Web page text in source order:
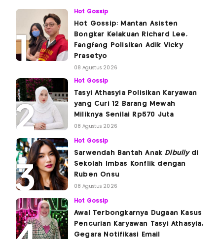
Hot Gossip
Hot Gossip: Mantan Asisten
Bongkar Kelakuan Richard Lee,
Fangfang Polisikan Adik Vicky
Prasetyo
08 Agustus 2026
Hot Gossip
Tasyi Athasyia Polisikan Karyawan
yang Curi 12 Barang Mewah
Miliknya Senilai Rp570 Juta
08 Agustus 2026
Hot Gossip
Sarwendah Bantah Anak Dibullydi
Sekolah Imbas Konflik dengan
Ruben Onsu
08 Agustus 2026
Hot Gossip
Awal Terbongkarnya Dugaan Kasus
Pencurian Karyawan Tasyi Athasyia,
Gegara Notifikasi Email